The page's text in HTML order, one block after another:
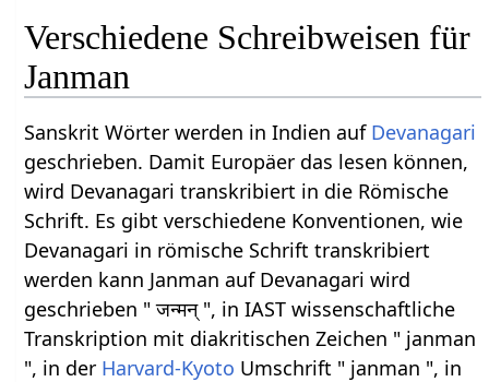
Verschiedene Schreibweisen für
Janman
Sanskrit Wörter werden in Indien auf Devanagari
geschrieben. Damit Europäer das lesen können,
wird Devanagari transkribiert in die Römische
Schrift. Es gibt verschiedene Konventionen, wie
Devanagari in römische Schrift transkribiert
werden kann Janman auf Devanagari wird
geschrieben " जन्मन् ", in IAST wissenschaftliche
Transkription mit diakritischen Zeichen " janman
", in der Harvard-Kyoto Umschrift " janman ", in